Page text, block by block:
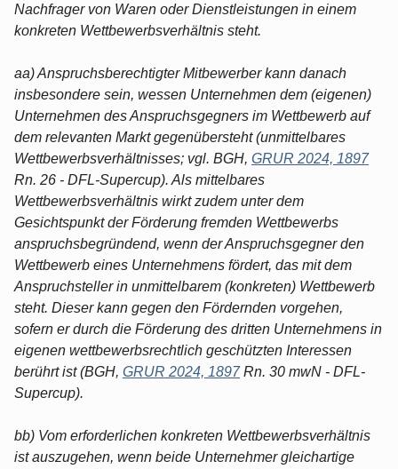
Nachfrager von Waren oder Dienstleistungen in einem
konkreten Wettbewerbsverhältnis steht.
aa) Anspruchsberechtigter Mitbewerber kann danach
insbesondere sein, wessen Unternehmen dem (eigenen)
Unternehmen des Anspruchsgegners im Wettbewerb auf
dem relevanten Markt gegenübersteht (unmittelbares
Wettbewerbsverhältnisses; vgl. BGH, GRUR 2024, 1897
Rn. 26 - DFL-Supercup). Als mittelbares
Wettbewerbsverhältnis wirkt zudem unter dem
Gesichtspunkt der Förderung fremden Wettbewerbs
anspruchsbegründend, wenn der Anspruchsgegner den
Wettbewerb eines Unternehmens fördert, das mit dem
Anspruchsteller in unmittelbarem (konkreten) Wettbewerb
steht. Dieser kann gegen den Fördernden vorgehen,
sofern er durch die Förderung des dritten Unternehmens in
eigenen wettbewerbsrechtlich geschützten Interessen
berührt ist (BGH, GRUR 2024, 1897Rn. 30 mwN - DFL-
Supercup).
bb) Vom erforderlichen konkreten Wettbewerbsverhältnis
ist auszugehen, wenn beide Unternehmer gleichartige